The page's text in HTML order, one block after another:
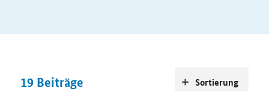
19 Beiträge Sortierung